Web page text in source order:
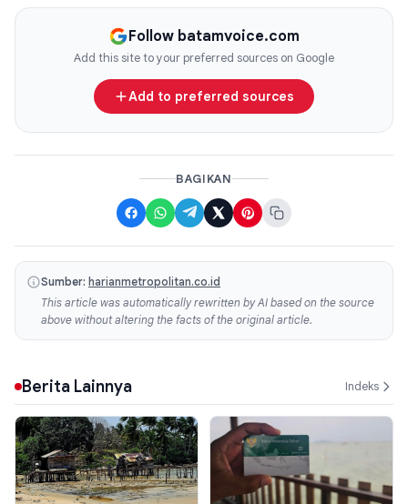
Follow batamvoice.com
Add this site to your preferred sources on Google
Add to preferred sources
BAGIKAN
Sumber: harianmetropolitan.co.id
This article was automatically rewritten by AI based on the source
above without altering the facts of the original article.
Berita Lainnya Indeks